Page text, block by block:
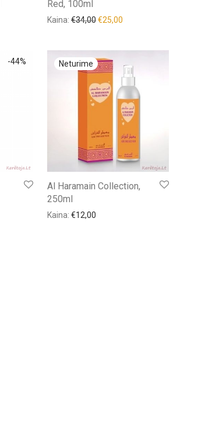
Red, 100ml
Kaina:€34,00€25,00
-44%
Al Haramain Collection,
250ml
Kaina:€12,00